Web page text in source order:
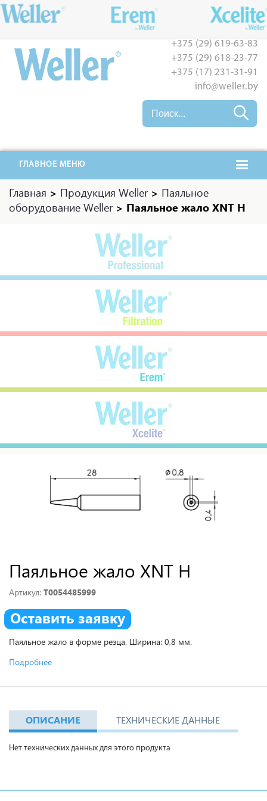
+375 (29) 619-63-83
+375 (29) 618-23-77
+375 (17) 231-31-91
info@weller.by
ГЛАВНОЕ МЕНЮ
Главная > Продукция Weller> Паяльное
оборудование Weller> Паяльное жало XNT H
Паяльное жало XNT H
Артикул: T0054485999
Оставить заявку
Паяльное жало в форме резца. Ширина: 0,8 мм.
Подробнее
ОПИСАНИЕ ТЕХНИЧЕСКИЕ ДАННЫЕ
Нет технических данных для этого продукта